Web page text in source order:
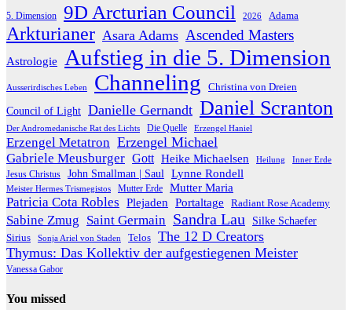
5. Dimension 9D Arcturian Council 2026 Adama
Arkturianer Asara Adams Ascended Masters
Astrologie Aufstieg in die 5. Dimension
Ausserirdisches Leben Channeling Christina von Dreien
Council of Light Danielle Gernandt Daniel Scranton
Der Andromedanische Rat des Lichts Die Quelle Erzengel Haniel
Erzengel Metatron Erzengel Michael
Gabriele Meusburger Gott Heike Michaelsen Heilung Inner Erde
Jesus Christus John Smallman | Saul Lynne Rondell
Meister Hermes Trismegistos Mutter Erde Mutter Maria
Patricia Cota Robles Plejaden Portaltage Radiant Rose Academy
Sabine Zmug Saint Germain Sandra Lau Silke Schaefer
Sirius Sonja Ariel von Staden Telos The 12 D Creators
Thymus: Das Kollektiv der aufgestiegenen Meister
Vanessa Gabor
You missed